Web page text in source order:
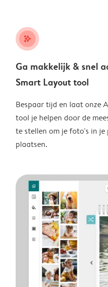
stars_plus
Ga makkelijk & snel
Smart Layout tool
Bespaar tijd en laat onze
tool je helpen door de
te stellen om je foto's in
plaatsen.